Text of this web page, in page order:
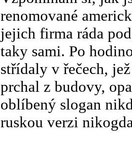
renomované
jejich firma ráda
taky sami. Po
střídaly v řečech,
prchal z budovy,
oblíbený slogan
ruskou verzi